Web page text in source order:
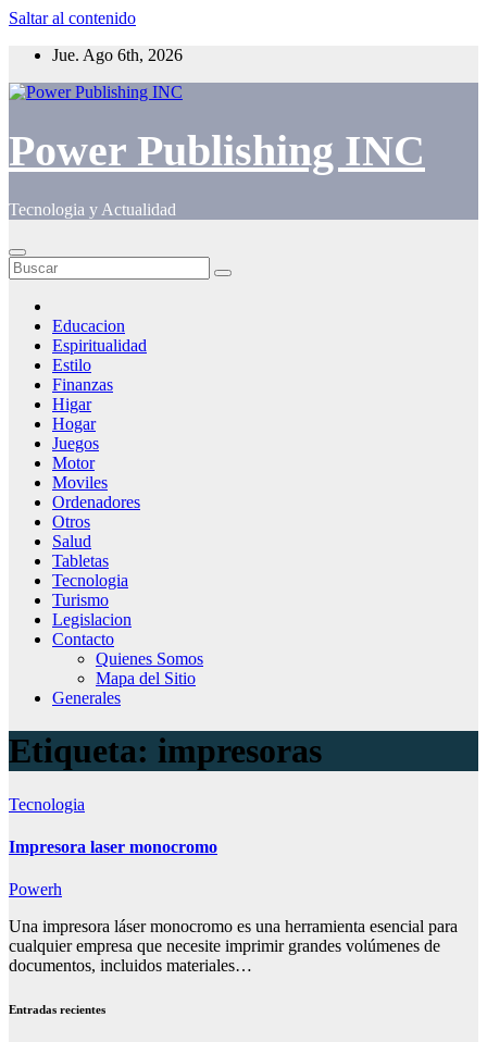
Saltar al contenido
Jue. Ago 6th, 2026
Power Publishing INC
Tecnologia y Actualidad
Educacion
Espiritualidad
Estilo
Finanzas
Higar
Hogar
Juegos
Motor
Moviles
Ordenadores
Otros
Salud
Tabletas
Tecnologia
Turismo
Legislacion
Contacto
Quienes Somos
Mapa del Sitio
Generales
Etiqueta: impresoras
Tecnologia
Impresora laser monocromo
Powerh
Una impresora láser monocromo es una herramienta esencial para
cualquier empresa que necesite imprimir grandes volúmenes de
documentos, incluidos materiales…
Entradas recientes